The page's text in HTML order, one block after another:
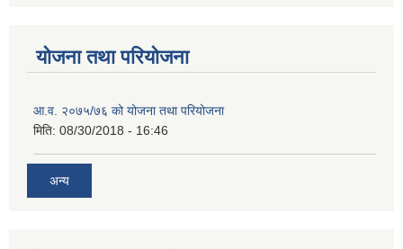
योजना तथा परियोजना
आ.व. २०७५/७६ को योजना तथा परियोजना
मिति: 08/30/2018 - 16:46
अन्य